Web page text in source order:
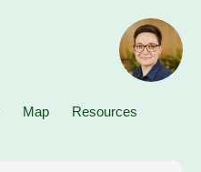
Map Resources